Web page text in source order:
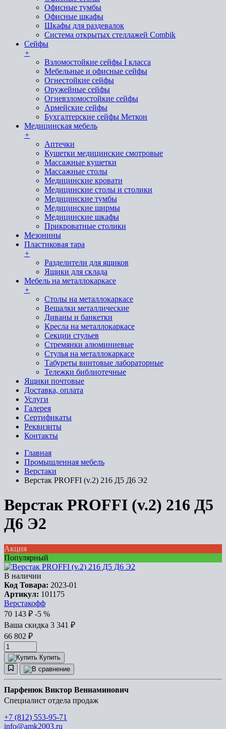
Офисные тумбы
Офисные шкафы
Шкафы для раздевалок
Система открытых стеллажей Combik
Сейфы
+
Взломостойкие сейфы I класса
Мебельные и офисные сейфы
Огнестойкие сейфы
Оружейные сейфы
Огневзломостойкие сейфы
Армейские сейфы
Бухгалтерские сейфы Меткон
Медицинская мебель
+
Аптечки
Кушетки медицинские смотровые
Массажные кушетки
Массажные столы
Медицинские кровати
Медицинские столы и столики
Медицинские тумбы
Медицинские ширмы
Медицинские шкафы
Прикроватные столики
Мезонины
Пластиковая тара
+
Разделители для ящиков
Ящики для склада
Мебель на металлокаркасе
+
Cтолы на металлокаркасе
Вешалки металлические
Диваны и банкетки
Кресла на металлокаркасе
Секции стульев
Стремянки алюминиевые
Стулья на металлокаркасе
Табуреты винтовые лабораторные
Тележки библиотечные
Ящики почтовые
Доставка, оплата
Услуги
Галерея
Сертификаты
Реквизиты
Контакты
Главная
Промышленная мебель
Верстаки
Верстак PROFFI (v.2) 216 Д5 Д6 Э2
Верстак PROFFI (v.2) 216 Д5
Д6 Э2
Акция
Популярный
В наличии
Код Товара: 2023-01
Артикул: 101175
Верстакофф
70 143 ₽ -5 %
Ваша cкидка 3 341 ₽
66 802 ₽
Купить
Парфенюк Виктор Вениаминович
Специалист отдела продаж
+7 (812) 553-95-71
info@amk2003.ru